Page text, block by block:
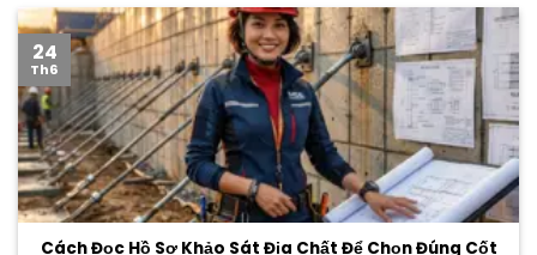
Cách Đọc Hồ Sơ Khảo Sát Địa Chất Để Chọn Đúng Cốt
24
Th6